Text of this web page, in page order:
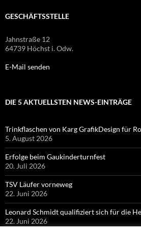
GESCHÄFTSSTELLE
Jahnstraße 12
64739 Höchst i. Odw.
E-Mail senden
DIE 5 AKTUELLSTEN NEWS-EINTRÄGE
Trinkflaschen von Karg GrafikDesign für
5. August 2026
Erfolge beim Gaukinderturnfest
20. Juli 2026
TSV Läufer vorneweg
22. Juni 2026
Leonard Schmidt qualifiziert sich für die
22. Juni 2026